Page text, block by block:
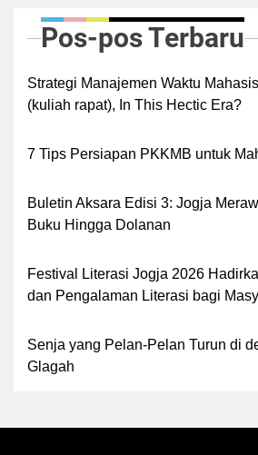
Pos-pos Terbaru
Strategi Manajemen Waktu
(kuliah rapat), In This Hectic Era?
7 Tips Persiapan PKKMB untuk
Buletin Aksara Edisi 3: Jogja
Buku Hingga Dolanan
Festival Literasi Jogja 2026
dan Pengalaman Literasi bagi
Senja yang Pelan-Pelan Turun di
Glagah